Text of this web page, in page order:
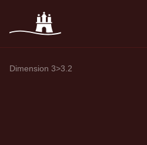
Dimension 3>3.2